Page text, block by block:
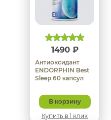
1490 ₽
Антиоксидант
ENDORPHIN Best
Sleep 60 капсул
В корзину
Купить в 1 клик